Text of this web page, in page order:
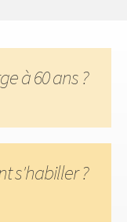
à 60 ans ?
s'habiller ?